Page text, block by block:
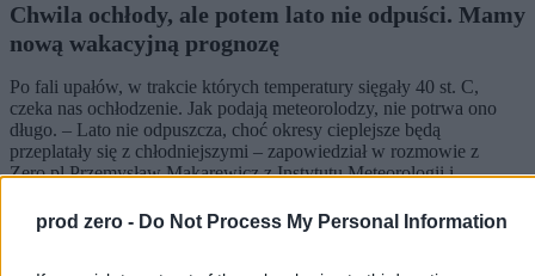
prod zero - Do Not Process My Personal Information
Chwila ochłody, ale potem lato nie odpuści. Mamy
nową wakacyjną prognozę
Po fali upałów, w trakcie których temperatury sięgały 40 st. C,
czeka nas ochłodzenie. Jak podają meteorolodzy, nie potrwa ono
długo. – Lato nie odpuszcza, choć okresy cieplejsze będą
przeplatały się z chłodniejszymi – zapowiedział w rozmowie z
Zero.pl Przemysław Makarewicz z Instytutu Meteorologii i